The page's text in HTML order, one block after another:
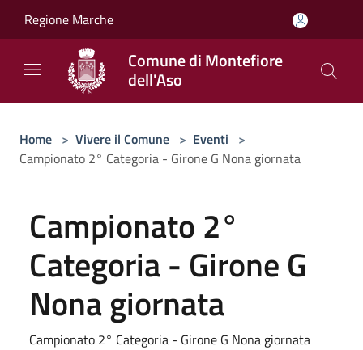
Regione Marche
Comune di Montefiore
dell'Aso
Home > Vivere il Comune > Eventi >
Campionato 2° Categoria - Girone G Nona giornata
Campionato 2°
Categoria - Girone G
Nona giornata
Campionato 2° Categoria - Girone G Nona giornata